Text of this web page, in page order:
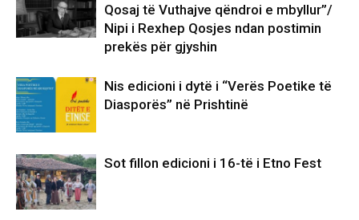
Qosaj të Vuthajve qëndroi e mbyllur”/
Nipi i Rexhep Qosjes ndan postimin
prekës për gjyshin
Nis edicioni i dytë i “Verës Poetike të
Diasporës” në Prishtinë
Sot fillon edicioni i 16-të i Etno Fest